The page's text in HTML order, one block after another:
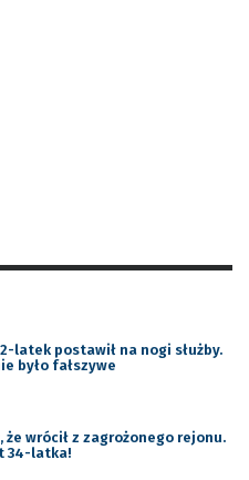
latek postawił na nogi służby.
było fałszywe
że wrócił z zagrożonego rejonu.
34-latka!